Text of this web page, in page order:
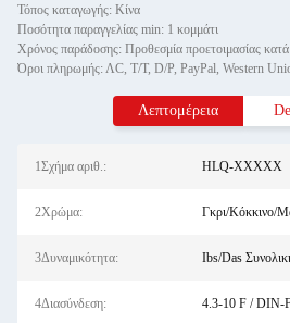
Τόπος καταγωγής: Κίνα
Ποσότητα παραγγελίας min: 1 κομμάτι
Όροι πληρωμής: ΛC, T/T, D/P, PayPal, Western
Λεπτομέρεια
1Σχήμα αριθ.: HLQ-XXXXX
2Χρώμα: Γκρι/Κόκκινο/
3Δυναμικότητα: Ibs/Das
4Διασύνδεση: 4.3-10 F / DIN-